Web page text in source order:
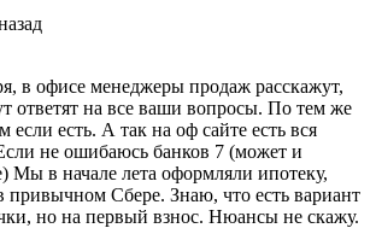
в офисе менеджеры продаж расскажут,
ответят на все ваши вопросы. По тем же
если есть. А так на оф сайте есть вся
не ошибаюсь банков 7 (может и
Мы в начале лета оформляли ипотеку,
привычном Сбере. Знаю, что есть вариант
но на первый взнос. Нюансы не скажу.